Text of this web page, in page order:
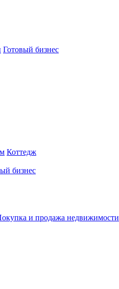
Готовый бизнес
Коттедж
бизнес
и продажа недвижимости